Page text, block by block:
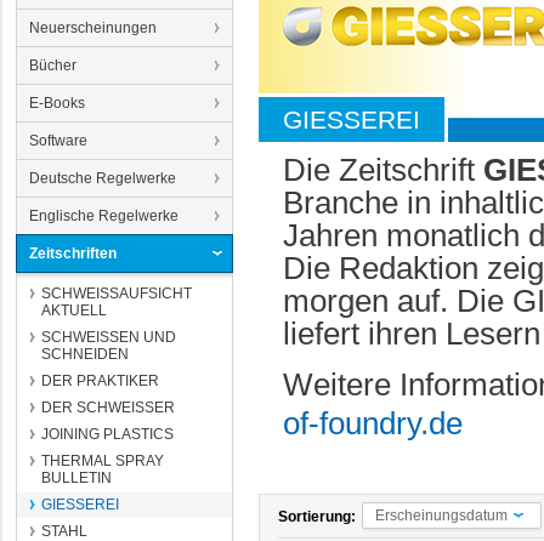
Neuerscheinungen
Bücher
E-Books
Software
Deutsche Regelwerke
Englische Regelwerke
Zeitschriften
SCHWEISSAUFSICHT
AKTUELL
SCHWEISSEN UND
SCHNEIDEN
DER PRAKTIKER
DER SCHWEISSER
JOINING PLASTICS
THERMAL SPRAY
BULLETIN
GIESSEREI
STAHL
GIESSEREI
Die Zeitschrift
Branche in
Jahren monatlich
Die Redaktion
morgen auf. Die
liefert ihren
Weitere
of-foundry.de
Sortierung: Erscheinungsdatum